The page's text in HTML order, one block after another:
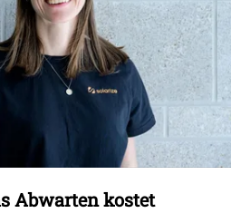
Abwarten kostet